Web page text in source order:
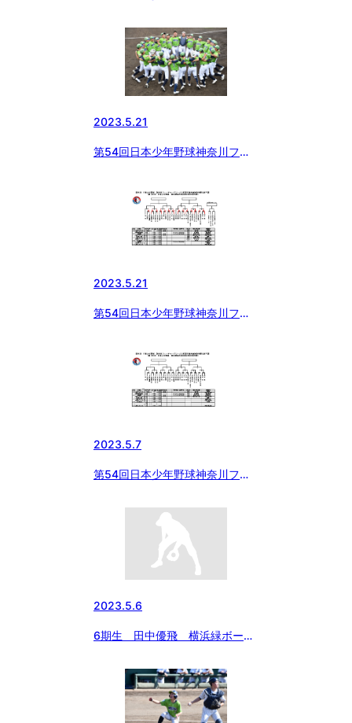
2023.5.21
第54回日本少年野球神奈川フュ
選 横浜緑ボーイズ
2023.5.21
第54回日本少年野球神奈川フュ
2023.5.7
第54回日本少年野球神奈川フュ
2023.5.6
6期生 田中優飛 横浜緑ボーイ